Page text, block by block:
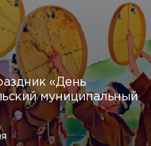
«День
муниципальный